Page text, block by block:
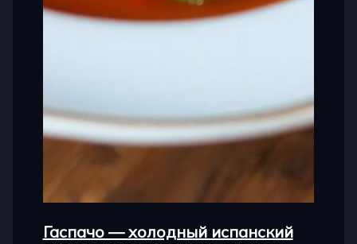
Гаспачо — холодный испанский